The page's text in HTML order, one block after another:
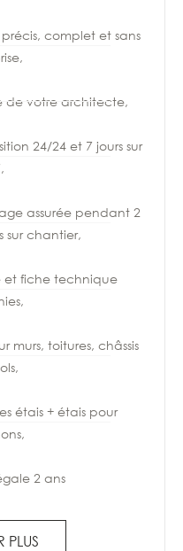
complet et sans
de votre architecte,
24/24 et 7 jours sur
assurée pendant 2
sur chantier,
et fiche technique
murs, toitures, châssis
étais + étais pour
2 ans
PLUS